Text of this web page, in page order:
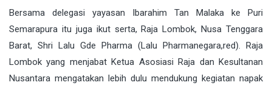
Bersama delegasi yayasan Ibarahim Tan Malaka ke Puri
Semarapura itu juga ikut serta, Raja Lombok, Nusa Tenggara
Barat, Shri Lalu Gde Pharma (Lalu Pharmanegara,red). Raja
Lombok yang menjabat Ketua Asosiasi Raja dan Kesultanan
Nusantara mengatakan lebih dulu mendukung kegiatan napak